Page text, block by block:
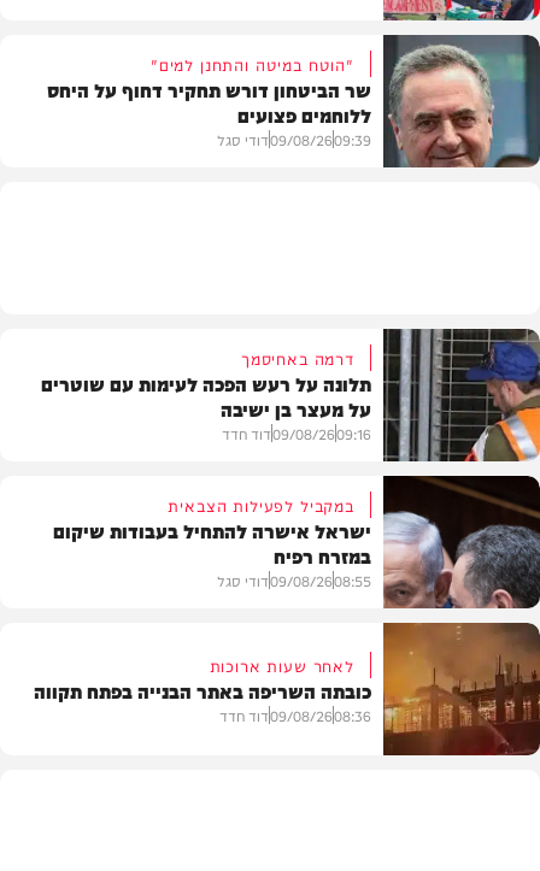
חדשות
"הוטח במיטה והתחנן למים"
שר הביטחון דורש תחקיר דחוף על היחס
ללוחמים פצועים
09:39
09/08/26דודי סגל
חרדים
דרמה באחיסמך
תלונה על רעש הפכה לעימות עם שוטרים
על מעצר בן ישיבה
09:16
09/08/26דוד חדד
חדשות
במקביל לפעילות הצבאית
ישראל אישרה להתחיל בעבודות שיקום
במזרח רפיח
08:55
09/08/26דודי סגל
לאחר שעות ארוכות
כובתה השריפה באתר הבנייה בפתח תקווה
08:36
09/08/26דוד חדד